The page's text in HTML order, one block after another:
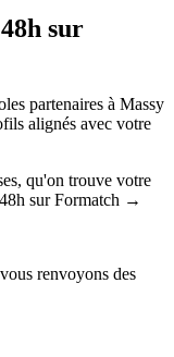
sur
partenaires à Massy
alignés avec votre
qu'on trouve votre
sur Formatch →
renvoyons des